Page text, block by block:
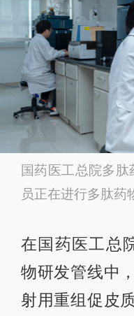
国药医工总院多
员正在进行多肽药
在国药医工总
物研发管线中
射用重组促皮